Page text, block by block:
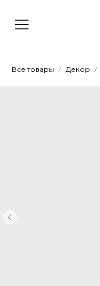
Все товары Декор